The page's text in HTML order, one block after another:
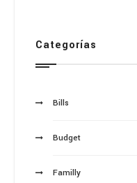
Categorías
Bills
Budget
Familly